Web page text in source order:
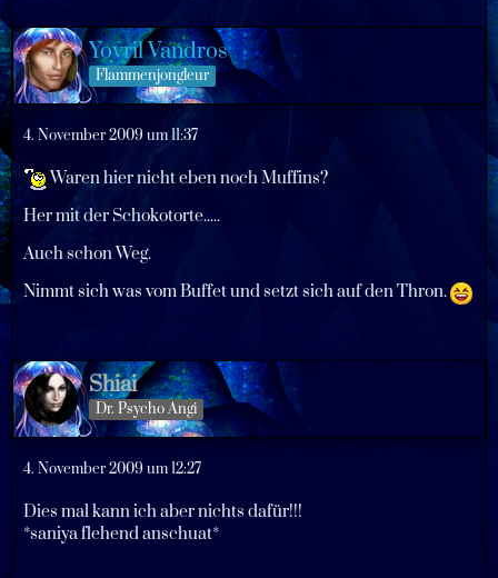
Yovril Vandros
Flammenjongleur
4. November 2009 um 11:37
Waren hier nicht eben noch Muffins?
Her mit der Schokotorte.....
Auch schon Weg.
Nimmt sich was vom Buffet und setzt sich auf den Thron.
Shiai
Dr. Psycho Angi
4. November 2009 um 12:27
Dies mal kann ich aber nichts dafür!!!
*saniya flehend anschuat*